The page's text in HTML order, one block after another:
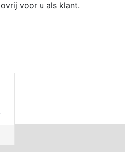
voor u als klant.